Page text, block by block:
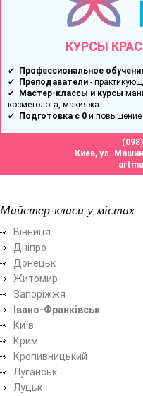
КУРСЫ
✔ Профессиональное
✔ Преподаватели -
✔ Мастер-классы и курсы
косметолога, макияжа.
✔ Подготовка с 0 и повышение
Киев, ул.
Майстер-класи у містах
Вінниця
Дніпро
Донецьк
Житомир
Запоріжжя
Івано-Франківськ
Київ
Крим
Кропивницький
Луганськ
Луцьк